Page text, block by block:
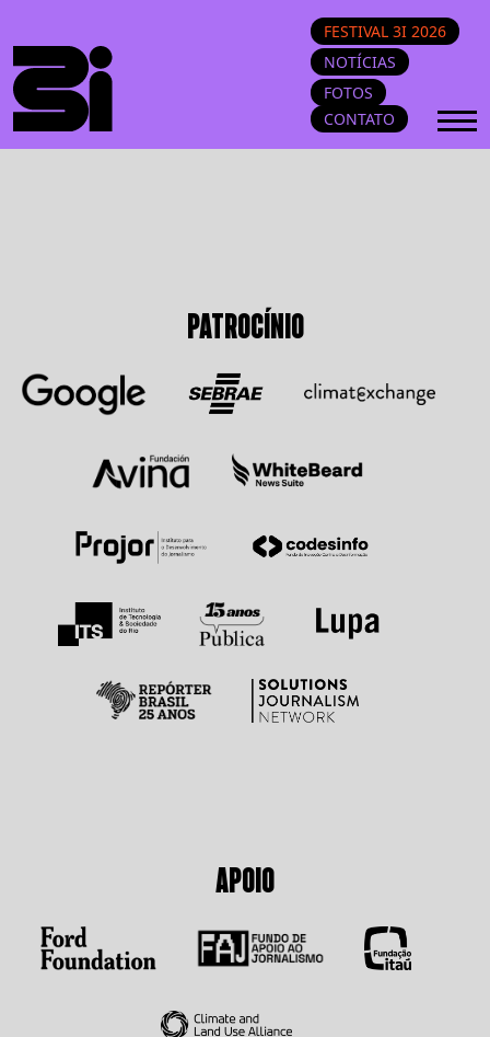
FESTIVAL 3I 2026
NOTÍCIAS
FOTOS
CONTATO
PATROCÍNIO
APOIO